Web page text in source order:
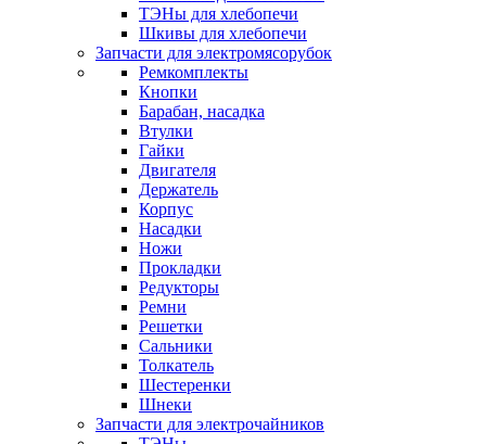
ТЭНы для хлебопечи
Шкивы для хлебопечи
Запчасти для электромясорубок
Ремкомплекты
Кнопки
Барабан, насадка
Втулки
Гайки
Двигателя
Держатель
Корпус
Насадки
Ножи
Прокладки
Редукторы
Ремни
Решетки
Сальники
Толкатель
Шестеренки
Шнеки
Запчасти для электрочайников